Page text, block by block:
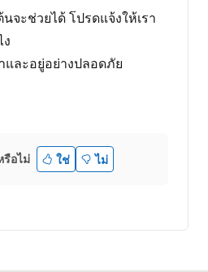
จะช่วยได้ โปรดแจ้งให้เรา
ละอยู่อย่างปลอดภัย
อไม่ ใช่ ไม่
น